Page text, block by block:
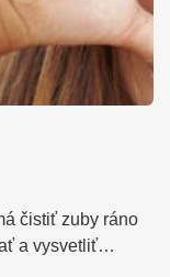
čistiť zuby ráno
a vysvetliť…